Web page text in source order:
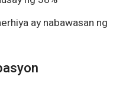
ay nabawasan ng